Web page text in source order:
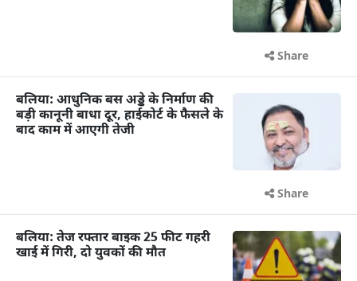
Share
बलिया: आधुनिक बस अड्डे के निर्माण की
बड़ी कानूनी बाधा दूर, हाईकोर्ट के फैसले के
बाद काम में आएगी तेजी
Share
बलिया: तेज रफ्तार बाइक 25 फीट गहरी
खाई में गिरी, दो युवकों की मौत